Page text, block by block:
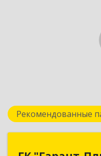
Рекомендованные